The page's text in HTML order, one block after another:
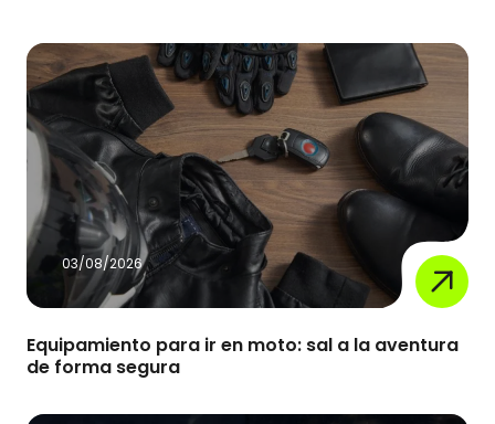
03/08/2026
Equipamiento para ir en moto: sal a la aventura
de forma segura